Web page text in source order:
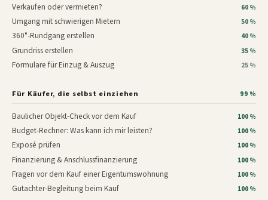
Verkaufen oder vermieten? 60 %
Umgang mit schwierigen Mietern 50 %
360°-Rundgang erstellen 40 %
Grundriss erstellen 35 %
Formulare für Einzug & Auszug 25 %
Für Käufer, die selbst einziehen 99 %
Baulicher Objekt-Check vor dem Kauf 100 %
Budget-Rechner: Was kann ich mir leisten? 100 %
Exposé prüfen 100 %
Finanzierung & Anschlussfinanzierung 100 %
Fragen vor dem Kauf einer Eigentumswohnung 100 %
Gutachter-Begleitung beim Kauf 100 %